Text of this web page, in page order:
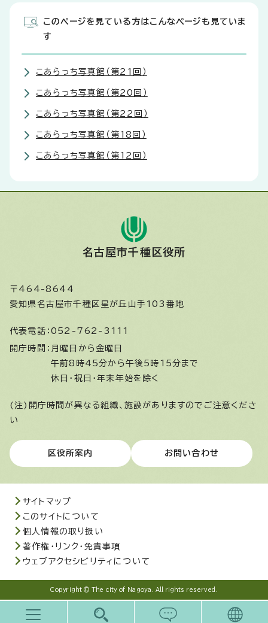
このページを見ている方はこんなページも見ていま
す
こあらっち写真館（第21回）
こあらっち写真館（第20回）
こあらっち写真館（第22回）
こあらっち写真館（第18回）
こあらっち写真館（第12回）
名古屋市千種区役所
〒464-8644
愛知県名古屋市千種区星が丘山手103番地
代表電話： 052-762-3111
開庁時間： 月曜日から金曜日
午前8時45分から午後5時15分まで
休日・祝日・年末年始を除く
(注)開庁時間が異なる組織、施設がありますのでご注意くださ
い
区役所案内 お問い合わせ
サイトマップ
このサイトについて
個人情報の取り扱い
著作権・リンク・免責事項
ウェブアクセシビリティについて
Copyright © The city of Nagoya. All rights reserved.